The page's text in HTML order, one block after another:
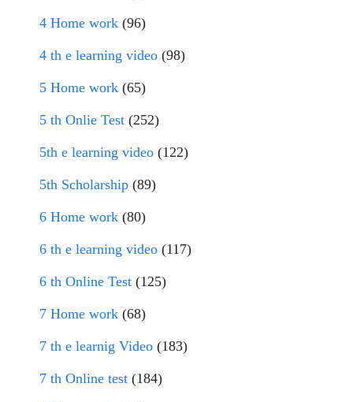
4 Home work (96)
4 th e learning video (98)
5 Home work (65)
5 th Onlie Test (252)
5th e learning video (122)
5th Scholarship (89)
6 Home work (80)
6 th e learning video (117)
6 th Online Test (125)
7 Home work (68)
7 th e learnig Video (183)
7 th Online test (184)